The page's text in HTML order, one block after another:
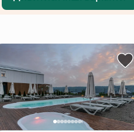
човни, SUP-дошки та
Хто хоч раз відвідував
сил.
з усіма сучасними